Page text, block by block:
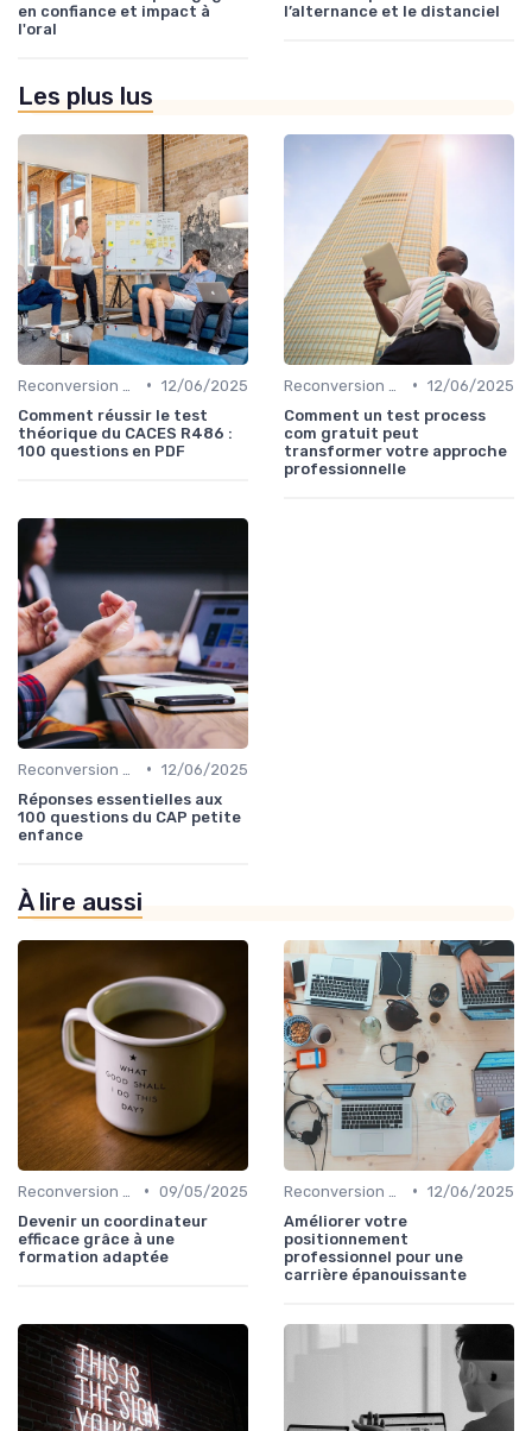
en confiance et impact à
l'oral
l’alternance et le distanciel
Les plus lus
• 12/06/2025
Comment réussir le test
théorique du CACES R486 :
100 questions en PDF
• 12/06/2025
Comment un test process
com gratuit peut
transformer votre approche
professionnelle
• 12/06/2025
Réponses essentielles aux
100 questions du CAP petite
enfance
À lire aussi
• 09/05/2025
Devenir un coordinateur
efficace grâce à une
formation adaptée
• 12/06/2025
Améliorer votre
positionnement
professionnel pour une
carrière épanouissante